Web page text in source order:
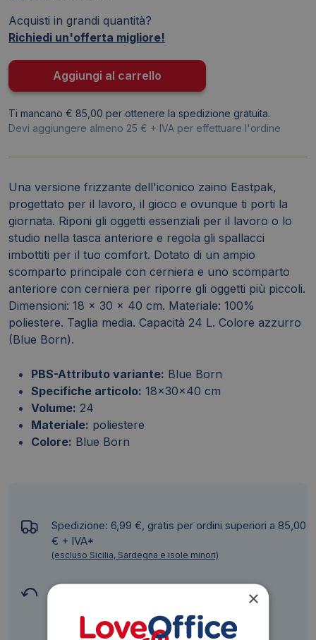
litri
Blue
Born
quantità
Acquisti in grandi quantità?
Richiedi un'offerta migliore!
Aggiungi al carrello
Ti mancano € 85,00 per ottenere la spedizione gratuita.
Devi aggiungere almeno 25 € + IVA per effettuare l'ordine
Una versione frizzante dell'iconico zaino Eastpak,
progettato per il lavoro, il gioco e ovunque ti porti la
giornata. Riponi gli oggetti essenziali per il lavoro o lo
studio nella tasca anteriore e regola gli spallacci
imbottiti per il tuo comfort. Dotato di un ampio
scomparto principale con cerniera e uno scomparto
anteriore con cerniera per riporre gli oggetti più piccoli.
Dimensioni: 18 x 30 x 40 cm. Materiale: 100%
poliestere. Taglia media. Capacità 24 L. Colore azzurro
(Blue Born).
PBS-Attributo variante: Blue Born
Specifiche articolo: 18x30x40 cm
Volume: 24
Materiale: poliestere
Colore: Blue Born
Spedizione: 6,99 €, gratis per ordini superiori a 85,00
€ + IVA*
(escluso Sicilia, Sardegna e isole minori)
Diritto di recesso ×